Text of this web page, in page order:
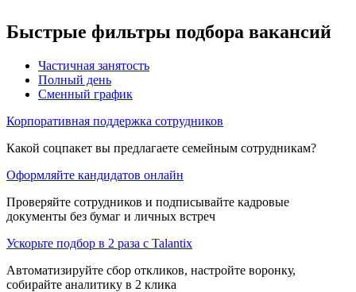
Быстрые фильтры подбора вакансий
Частичная занятость
Полный день
Сменный график
Корпоративная поддержка сотрудников
Какой соцпакет вы предлагаете семейным сотрудникам?
Оформляйте кандидатов онлайн
Проверяйте сотрудников и подписывайте кадровые
документы без бумаг и личных встреч
Ускорьте подбор в 2 раза с Talantix
Автоматизируйте сбор откликов, настройте воронку,
собирайте аналитику в 2 клика